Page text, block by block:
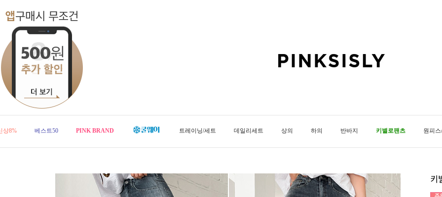
상8% 베스트50 PINK BRAND 트레이닝/세트 데일리세트 상의 하의 반바지 키별로팬츠 원피
키